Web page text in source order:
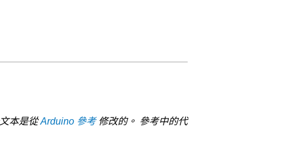
本是從Arduino 參考修改的。 參考中的代